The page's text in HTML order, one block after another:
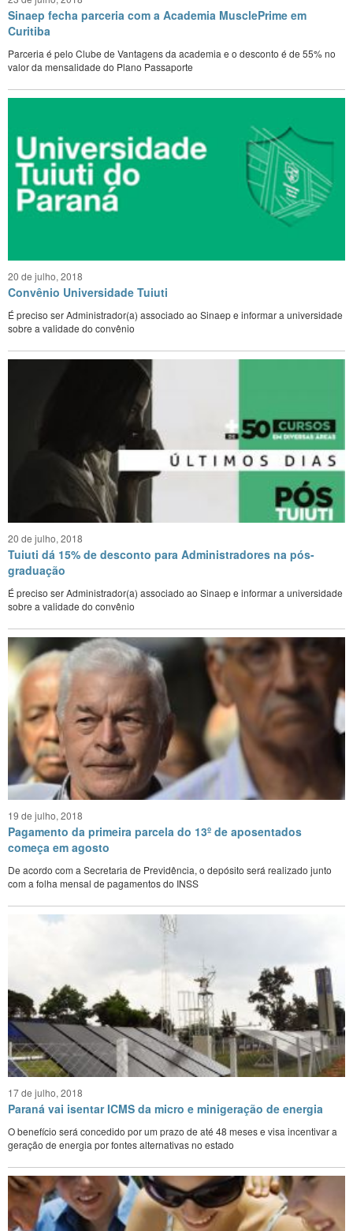
Sinaep fecha parceria com a Academia MusclePrime em
Curitiba
Parceria é pelo Clube de Vantagens da academia e o desconto é de 55% no
valor da mensalidade do Plano Passaporte
20 de julho, 2018
Convênio Universidade Tuiuti
É preciso ser Administrador(a) associado ao Sinaep e informar a universidade
sobre a validade do convênio
20 de julho, 2018
Tuiuti dá 15% de desconto para Administradores na pós-
graduação
É preciso ser Administrador(a) associado ao Sinaep e informar a universidade
sobre a validade do convênio
19 de julho, 2018
Pagamento da primeira parcela do 13º de aposentados
começa em agosto
De acordo com a Secretaria de Previdência, o depósito será realizado junto
com a folha mensal de pagamentos do INSS
17 de julho, 2018
Paraná vai isentar ICMS da micro e minigeração de energia
O benefício será concedido por um prazo de até 48 meses e visa incentivar a
geração de energia por fontes alternativas no estado